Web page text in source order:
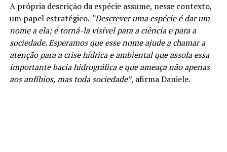
A própria descrição da espécie assume, nesse contexto,
um papel estratégico. “Descrever uma espécie é dar um
nome a ela; é torná-la visível para a ciência e para a
sociedade. Esperamos que esse nome ajude a chamar a
atenção para a crise hídrica e ambiental que assola essa
importante bacia hidrográfica e que ameaça não apenas
aos anfíbios, mas toda sociedade”, afirma Daniele.